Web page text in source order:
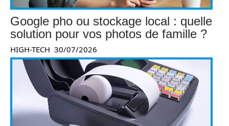
Google pho ou stockage local : quelle
solution pour vos photos de famille ?
HIGH-TECH 30/07/2026